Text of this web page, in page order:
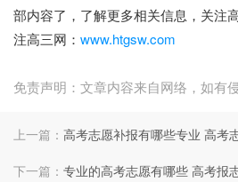
部内容了，了解更多相关信息，关注
注高三网： www.htgsw.com
免责声明：文章内容来自网络，如有
上一篇： 高考志愿补报有哪些专业 高考
下一篇： 专业的高考志愿有哪些 高考报